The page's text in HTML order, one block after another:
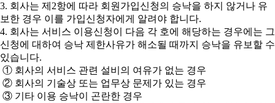
3. 회사는 제2항에 따라 회원가입신청의 승낙을 하지 않거나 유
보한 경우 이를 가입신청자에게 알려야 합니다.
4. 회사는 서비스 이용신청이 다음 각 호에 해당하는 경우에는 그
신청에 대하여 승낙 제한사유가 해소될 때까지 승낙을 유보할 수
있습니다.
① 회사의 서비스 관련 설비의 여유가 없는 경우
② 회사의 기술상 또는 업무상 문제가 있는 경우
③ 기타 이용 승낙이 곤란한 경우